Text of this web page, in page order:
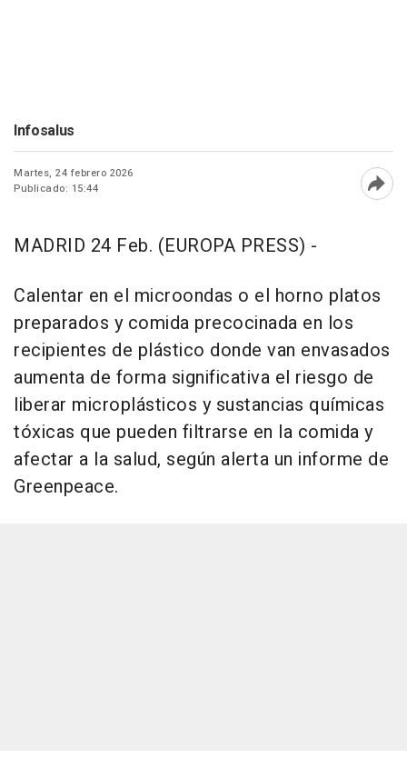
Infosalus
Martes, 24 febrero 2026
Publicado: 15:44
MADRID 24 Feb. (EUROPA PRESS) -
Calentar en el microondas o el horno platos
preparados y comida precocinada en los
recipientes de plástico donde van envasados
aumenta de forma significativa el riesgo de
liberar microplásticos y sustancias químicas
tóxicas que pueden filtrarse en la comida y
afectar a la salud, según alerta un informe de
Greenpeace.